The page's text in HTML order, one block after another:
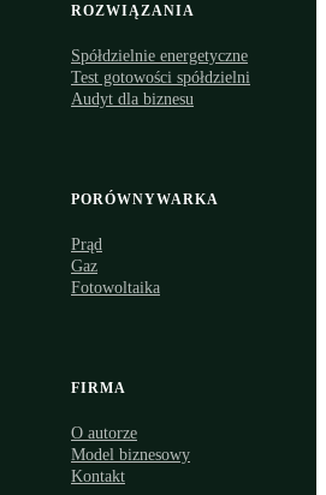
ROZWIĄZANIA
Spółdzielnie energetyczne
Test gotowości spółdzielni
Audyt dla biznesu
PORÓWNYWARKA
Prąd
Gaz
Fotowoltaika
FIRMA
O autorze
Model biznesowy
Kontakt